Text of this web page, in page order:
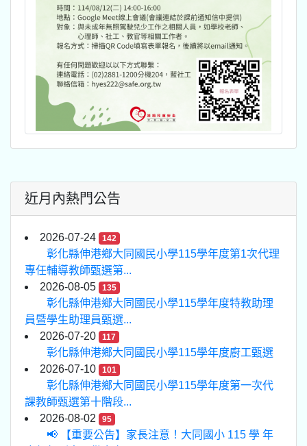
近月內熱門公告
2026-07-24 142
彰化縣伸港鄉大同國民小學115學年度第1次代理
專任輔導教師甄選第...
2026-08-05
135
彰化縣伸港鄉大同國民小學115學年度特教助理
員暨學生助理員甄選...
2026-07-20
117
彰化縣伸港鄉大同國民小學115學年度廚工甄選
2026-07-10
101
彰化縣伸港鄉大同國民小學115學年度第一次代
課教師甄選第十階段...
2026-08-02
95
📢 【重要公告】家長注意！大同國小 115 學 年